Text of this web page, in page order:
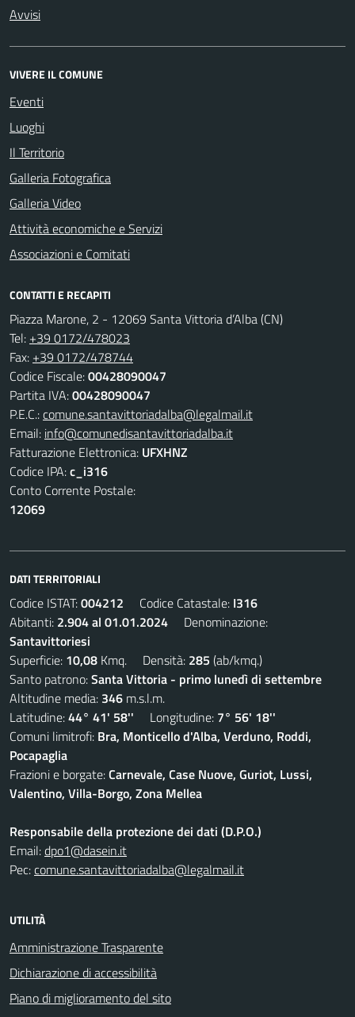
Avvisi
VIVERE IL COMUNE
Eventi
Luoghi
Il Territorio
Galleria Fotografica
Galleria Video
Attività economiche e Servizi
Associazioni e Comitati
CONTATTI E RECAPITI
Piazza Marone, 2 - 12069 Santa Vittoria d’Alba (CN)
Tel: +39 0172/478023
Fax: +39 0172/478744
Codice Fiscale:00428090047
Partita IVA:00428090047
P.E.C.:comune.santavittoriadalba@legalmail.it
Email: info@comunedisantavittoriadalba.it
Fatturazione Elettronica: UFXHNZ
Codice IPA:c_i316
Conto Corrente Postale:
12069
DATI TERRITORIALI
Codice ISTAT:004212 Codice Catastale: I316
Abitanti: 2.904 al 01.01.2024 Denominazione:
Santavittoriesi
Superficie: 10,08 Kmq. Densità: 285 (ab/kmq.)
Santo patrono:Santa Vittoria - primo lunedì di settembre
Altitudine media: 346 m.s.l.m.
Latitudine:44° 41' 58'' Longitudine: 7° 56' 18''
Comuni limitrofi: Bra, Monticello d'Alba, Verduno, Roddi,
Pocapaglia
Frazioni e borgate:Carnevale, Case Nuove, Guriot, Lussi,
Valentino, Villa-Borgo, Zona Mellea
Responsabile della protezione dei dati (D.P.O.)
Email:dpo1@dasein.it
Pec:comune.santavittoriadalba@legalmail.it
UTILITÀ
Amministrazione Trasparente
Dichiarazione di accessibilità
Piano di miglioramento del sito